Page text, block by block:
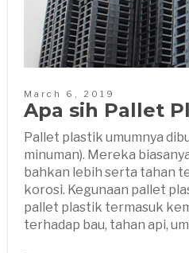
March 6, 2019
Apa sih Pallet
Pallet plastik umumnya
minuman). Mereka
bahkan lebih serta tahan
korosi. Kegunaan pallet
pallet plastik termasuk
terhadap bau, tahan api,